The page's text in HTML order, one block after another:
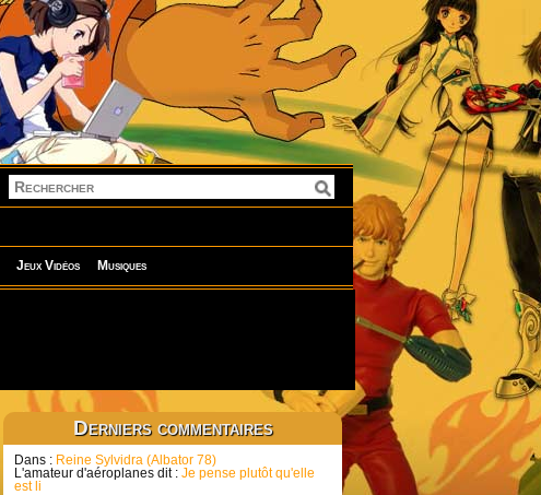
Jeux Vidéos Musiques
Derniers commentaires
Dans : Reine Sylvidra (Albator 78)
L'amateur d'aéroplanes dit : Je pense plutôt qu'elle
est li